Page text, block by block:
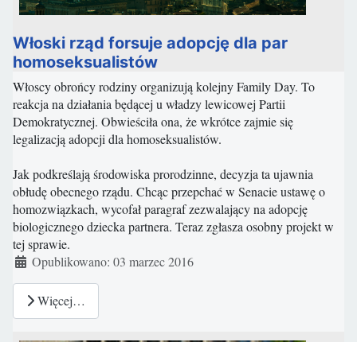
Włoski rząd forsuje adopcję dla par
homoseksualistów
Włoscy obrońcy rodziny organizują kolejny Family Day. To
reakcja na działania będącej u władzy lewicowej Partii
Demokratycznej. Obwieściła ona, że wkrótce zajmie się
legalizacją adopcji dla homoseksualistów.
Jak podkreślają środowiska prorodzinne, decyzja ta ujawnia
obłudę obecnego rządu. Chcąc przepchać w Senacie ustawę o
homozwiązkach, wycofał paragraf zezwalający na adopcję
biologicznego dziecka partnera. Teraz zgłasza osobny projekt w
tej sprawie.
Szczegóły
Opublikowano: 03 marzec 2016
Więcej…